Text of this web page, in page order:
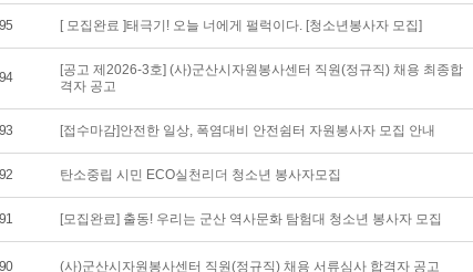
[ 모집완료 ]태극기! 오늘 너에게 펄럭이다. [청소년봉사자 모집]
[공고 제2026-3호] (사)군산시자원봉사센터 직원(정규직) 채용 최종합
격자 공고
[접수마감]안전한 일상, 폭염대비 안전쉼터 자원봉사자 모집 안내
탄소중립 시민 ECO실천리더 청소년 봉사자모집
[모집완료] 출동! 우리는 군산 역사문화 탐험대 청소년 봉사자 모집
(사)군산시자원봉사센터 직원(정규직) 채용 서류심사 합격자 공고